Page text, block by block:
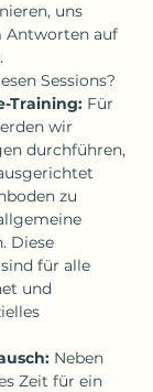
uns
Antworten auf
Sessions?
Training: Für
wir
durchführen,
zu
Diese
für alle
und
Neben
Zeit für ein